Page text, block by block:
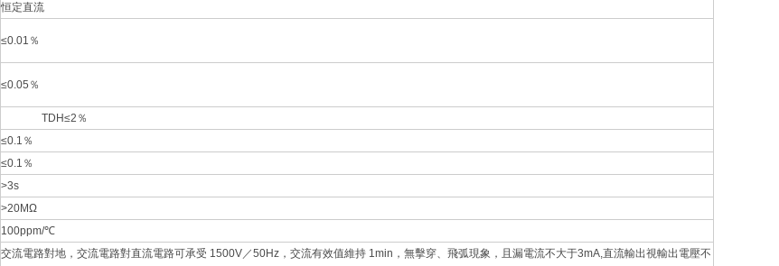
恒定直流
≤0.01％
≤0.05％
TDH≤2％
≤0.1％
≤0.1％
>3s
>20MΩ
100ppm/℃
交流電路對地，交流電路對直流電路可承受 1500V／50Hz，交流有效值維持 1min，無擊穿、飛弧現象，且漏電流不大于3mA,直流輸出視輸出電壓不